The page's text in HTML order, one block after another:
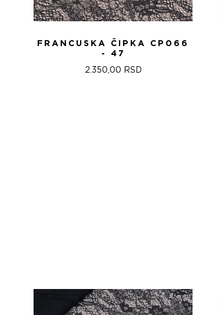
FRANCUSKA ČIPKA CP066
- 47
2.350,00 RSD